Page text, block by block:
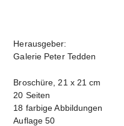
Herausgeber:
Galerie Peter Tedden
Broschüre, 21 x 21 cm
20 Seiten
18 farbige Abbildungen
Auflage 50